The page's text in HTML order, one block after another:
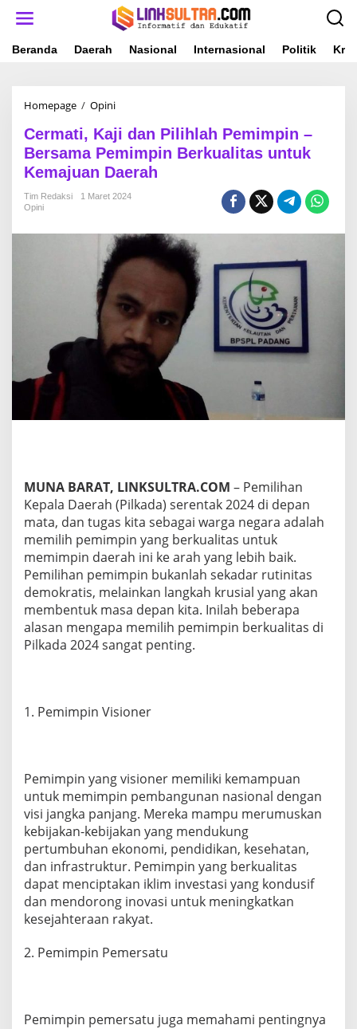
Beranda Daerah Nasional Internasional Politik
Homepage / Opini
r
m
a
t
i
a
j
d
a
n
l
h
h
m
p
i
n
B
e
r
s
a
m
a
i
B
e
r
k
u
a
l
i
a
s
n
e
Cermati, Kaji dan Pilihlah Pemimpin –
Bersama Pemimpin Berkualitas untuk
Kemajuan Daerah
Tim Redaksi
1 Maret 2024
Opini
MUNA BARAT, LINKSULTRA.COM – Pemilihan
Kepala Daerah (Pilkada) serentak 2024 di depan
mata, dan tugas kita sebagai warga negara adalah
memilih pemimpin yang berkualitas untuk
memimpin daerah ini ke arah yang lebih baik.
Pemilihan pemimpin bukanlah sekadar rutinitas
demokratis, melainkan langkah krusial yang akan
membentuk masa depan kita. Inilah beberapa
alasan mengapa memilih pemimpin berkualitas di
Pilkada 2024 sangat penting.
1. Pemimpin Visioner
Pemimpin yang visioner memiliki kemampuan
untuk memimpin pembangunan nasional dengan
visi jangka panjang. Mereka mampu merumuskan
kebijakan-kebijakan yang mendukung
pertumbuhan ekonomi, pendidikan, kesehatan,
dan infrastruktur. Pemimpin yang berkualitas
dapat menciptakan iklim investasi yang kondusif
dan mendorong inovasi untuk meningkatkan
kesejahteraan rakyat.
2. Pemimpin Pemersatu
Pemimpin pemersatu juga memahami pentingnya